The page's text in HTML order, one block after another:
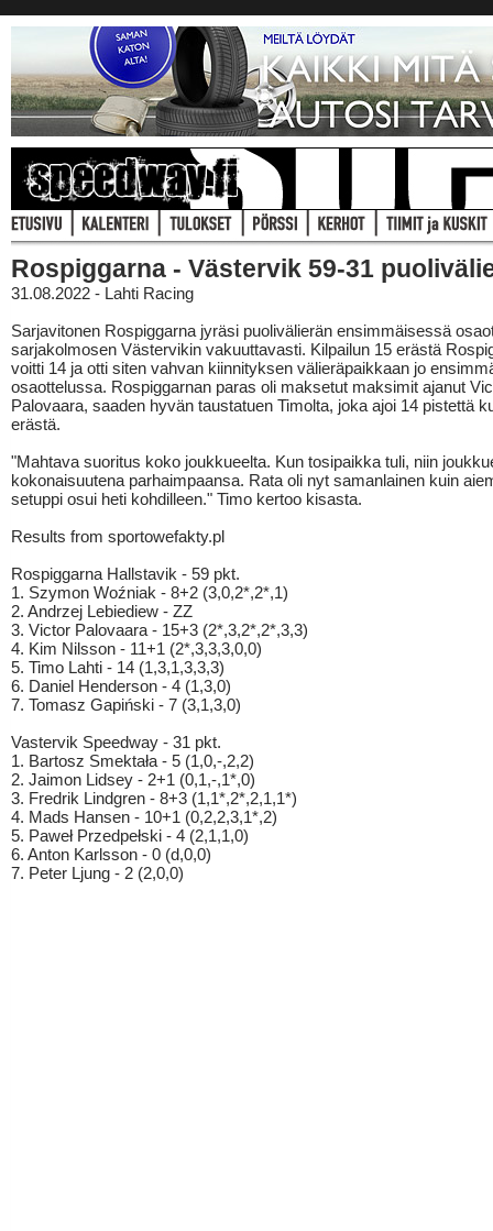
Rospiggarna - Västervik 59-31
31.08.2022 - Lahti Racing
Sarjavitonen Rospiggarna jyräsi puolivälierän ensimmäisessä
sarjakolmosen Västervikin vakuuttavasti. Kilpailun 15 erästä
voitti 14 ja otti siten vahvan kiinnityksen välieräpaikkaan jo
osaottelussa. Rospiggarnan paras oli maksetut maksimit ajanut
Palovaara, saaden hyvän taustatuen Timolta, joka ajoi 14 pistettä
erästä.
"Mahtava suoritus koko joukkueelta. Kun tosipaikka tuli, niin
kokonaisuutena parhaimpaansa. Rata oli nyt samanlainen kuin
setuppi osui heti kohdilleen." Timo kertoo kisasta.
Results from sportowefakty.pl
Rospiggarna Hallstavik - 59 pkt.
1. Szymon Woźniak - 8+2 (3,0,2*,2*,1)
2. Andrzej Lebiediew - ZZ
3. Victor Palovaara - 15+3 (2*,3,2*,2*,3,3)
4. Kim Nilsson - 11+1 (2*,3,3,3,0,0)
5. Timo Lahti - 14 (1,3,1,3,3,3)
6. Daniel Henderson - 4 (1,3,0)
7. Tomasz Gapiński - 7 (3,1,3,0)
Vastervik Speedway - 31 pkt.
1. Bartosz Smektała - 5 (1,0,-,2,2)
2. Jaimon Lidsey - 2+1 (0,1,-,1*,0)
3. Fredrik Lindgren - 8+3 (1,1*,2*,2,1,1*)
4. Mads Hansen - 10+1 (0,2,2,3,1*,2)
5. Paweł Przedpełski - 4 (2,1,1,0)
6. Anton Karlsson - 0 (d,0,0)
7. Peter Ljung - 2 (2,0,0)